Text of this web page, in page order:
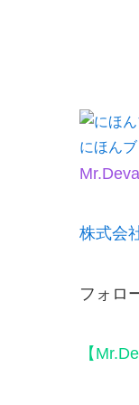
にほん
株式会
フォロ
【